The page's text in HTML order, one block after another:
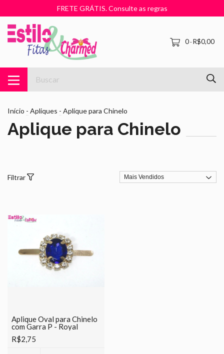
FRETE GRÁTIS. Consulte as regras
0-R$0,00
Início - Apliques - Aplique para Chinelo
Aplique para Chinelo
Filtrar
Aplique Oval para Chinelo
com Garra P - Royal
R$2,75